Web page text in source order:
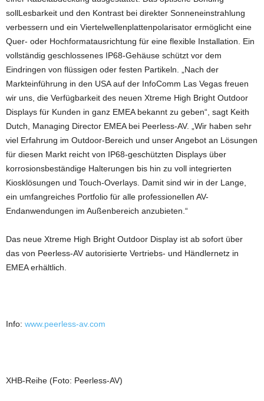
sollLesbarkeit und den Kontrast bei direkter Sonneneinstrahlung
verbessern und ein Viertelwellenplattenpolarisator ermöglicht eine
Quer- oder Hochformatausrichtung für eine flexible Installation. Ein
vollständig geschlossenes IP68-Gehäuse schützt vor dem
Eindringen von flüssigen oder festen Partikeln. „Nach der
Markteinführung in den USA auf der InfoComm Las Vegas freuen
wir uns, die Verfügbarkeit des neuen Xtreme High Bright Outdoor
Displays für Kunden in ganz EMEA bekannt zu geben“, sagt Keith
Dutch, Managing Director EMEA bei Peerless-AV. „Wir haben sehr
viel Erfahrung im Outdoor-Bereich und unser Angebot an Lösungen
für diesen Markt reicht von IP68-geschützten Displays über
korrosionsbeständige Halterungen bis hin zu voll integrierten
Kiosklösungen und Touch-Overlays. Damit sind wir in der Lange,
ein umfangreiches Portfolio für alle professionellen AV-
Endanwendungen im Außenbereich anzubieten.“
Das neue Xtreme High Bright Outdoor Display ist ab sofort über
das von Peerless-AV autorisierte Vertriebs- und Händlernetz in
EMEA erhältlich.
Info: www.peerless-av.com
XHB-Reihe (Foto: Peerless-AV)